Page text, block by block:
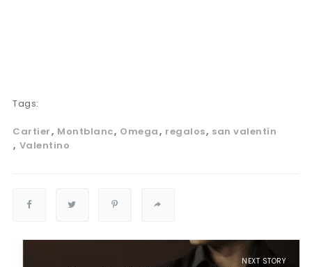
Tags:
Cartier Montblanc Omega regalos san valentín
Valentino
NEXT STORY